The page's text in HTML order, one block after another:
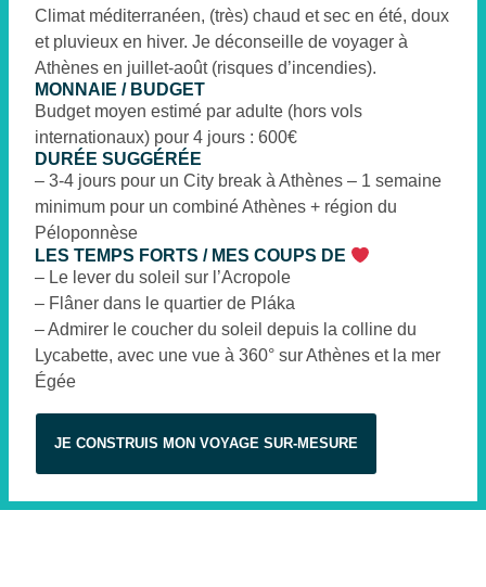
Climat méditerranéen, (très) chaud et sec en été, doux
et pluvieux en hiver. Je déconseille de voyager à
Athènes en juillet-août (risques d’incendies).
MONNAIE / BUDGET
Budget moyen estimé par adulte (hors vols
internationaux) pour 4 jours : 600€
DURÉE SUGGÉRÉE
– 3-4 jours pour un City break à Athènes – 1 semaine
minimum pour un combiné Athènes + région du
Péloponnèse
LES TEMPS FORTS / MES COUPS DE
– Le lever du soleil sur l’Acropole
– Flâner dans le quartier de Pláka
– Admirer le coucher du soleil depuis la colline du
Lycabette, avec une vue à 360° sur Athènes et la mer
Égée
JE CONSTRUIS MON VOYAGE SUR-MESURE